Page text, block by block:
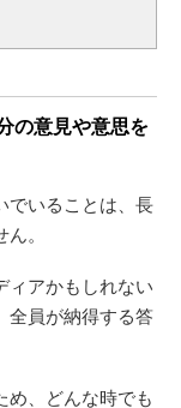
の意見や意思を
でいることは、長
。
ィアかもしれない
全員が納得する答
め、どんな時でも